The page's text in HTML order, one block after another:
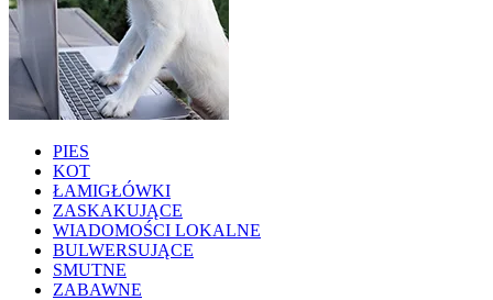
PIES
KOT
ŁAMIGŁÓWKI
ZASKAKUJĄCE
WIADOMOŚCI LOKALNE
BULWERSUJĄCE
SMUTNE
ZABAWNE